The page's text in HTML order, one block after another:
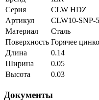
Серия
CLW HDZ
Артикул
CLW10-SNP-
Материал
Сталь
Поверхность Горячее
Длина
0.14
Ширина
0.05
Высота
0.03
Документы